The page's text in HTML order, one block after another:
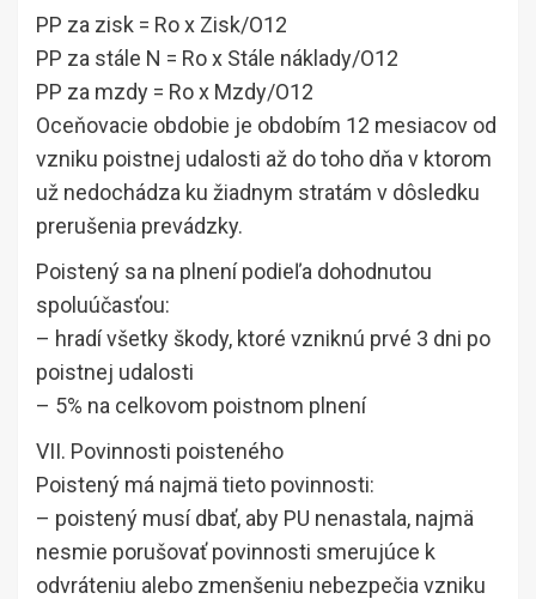
PP za zisk = Ro x Zisk/O12
PP za stále N = Ro x Stále náklady/O12
PP za mzdy = Ro x Mzdy/O12
Oceňovacie obdobie je obdobím 12 mesiacov od
vzniku poistnej udalosti až do toho dňa v ktorom
už nedochádza ku žiadnym stratám v dôsledku
prerušenia prevádzky.
Poistený sa na plnení podieľa dohodnutou
spoluúčasťou:
– hradí všetky škody, ktoré vzniknú prvé 3 dni po
poistnej udalosti
– 5% na celkovom poistnom plnení
VII. Povinnosti poisteného
Poistený má najmä tieto povinnosti:
– poistený musí dbať, aby PU nenastala, najmä
nesmie porušovať povinnosti smerujúce k
odvráteniu alebo zmenšeniu nebezpečia vzniku